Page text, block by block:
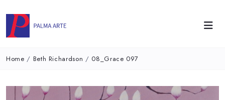
Home / Beth Richardson / 08_Grace 097